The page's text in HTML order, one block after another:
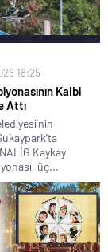
18:25
Kalbi
Attı
Kaykay
üç...